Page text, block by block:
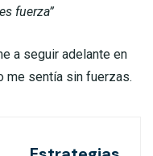
fuerza”
a seguir adelante en
me sentía sin fuerzas.